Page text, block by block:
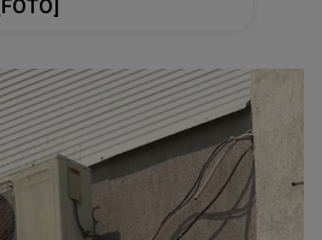
[FOTO]